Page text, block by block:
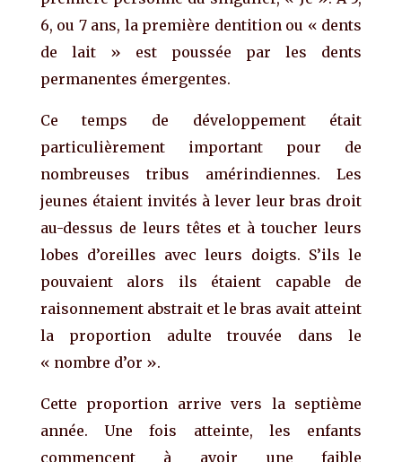
6, ou 7 ans, la première dentition ou « dents
de lait » est poussée par les dents
permanentes émergentes.
Ce temps de développement était
particulièrement important pour de
nombreuses tribus amérindiennes. Les
jeunes étaient invités à lever leur bras droit
au-dessus de leurs têtes et à toucher leurs
lobes d’oreilles avec leurs doigts. S’ils le
pouvaient alors ils étaient capable de
raisonnement abstrait et le bras avait atteint
la proportion adulte trouvée dans le
« nombre d’or ».
Cette proportion arrive vers la septième
année. Une fois atteinte, les enfants
commencent à avoir une faible